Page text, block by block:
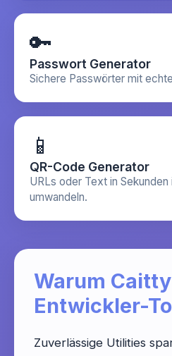
🔑
Passwort Generator
Sichere Passwörter mit
📱
QR-Code Generator
URLs oder Text in Sekunden
umwandeln.
Warum Caitty
Entwickler-
Zuverlässige Utilities